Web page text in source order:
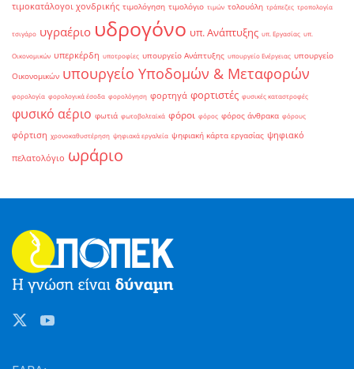
τιμοκατάλογοι χονδρικής τιμολόγηση τιμολόγιο τιμών τολουόλη τράπεζες τροπολογία
τσιγάρο υγραέριο υδρογόνο υπ. Ανάπτυξης υπ. Εργασίας υπ.
Οικονομικών υπερκέρδη υποτροφίες υπουργείο Ανάπτυξης υπουργείο Ενέργειας υπουργείο
Οικονομικών υπουργείο Υποδομών & Μεταφορών
φορολογία φορολογικά έσοδα φορολόγηση φορτηγά φορτιστές φυσικές καταστροφές
φυσικό αέριο φωτιά φωτοβολταϊκά φόροι φόρος φόρος άνθρακα φόρους
φόρτιση χρονοκαθυστέρηση ψηφιακά εργαλεία ψηφιακή κάρτα εργασίας ψηφιακό
πελατολόγιο ωράριο